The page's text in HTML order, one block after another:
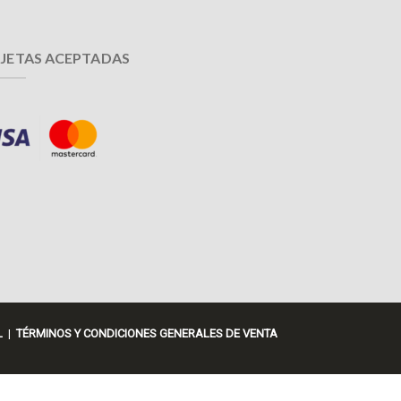
ACEPTADAS
|TÉRMINOS Y CONDICIONES GENERALES DE VENTA